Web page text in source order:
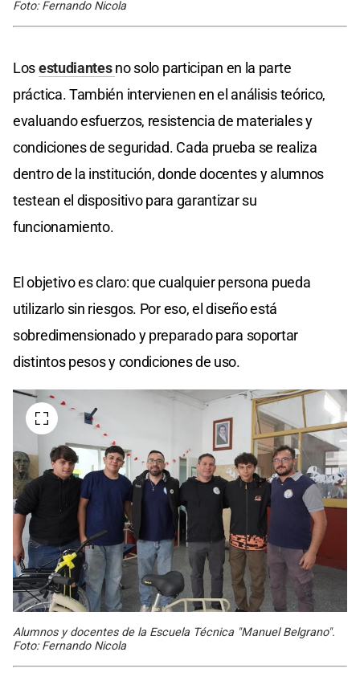
Foto: Fernando Nicola
Losestudiantesno solo participan en la parte
práctica. También intervienen en el análisis teórico,
evaluando esfuerzos, resistencia de materiales y
condiciones de seguridad. Cada prueba se realiza
dentro de la institución, donde docentes y alumnos
testean el dispositivo para garantizar su
funcionamiento.
El objetivo es claro: que cualquier persona pueda
utilizarlo sin riesgos. Por eso, el diseño está
sobredimensionado y preparado para soportar
distintos pesos y condiciones de uso.
Alumnos y docentes de la Escuela Técnica "Manuel Belgrano".
Foto: Fernando Nicola